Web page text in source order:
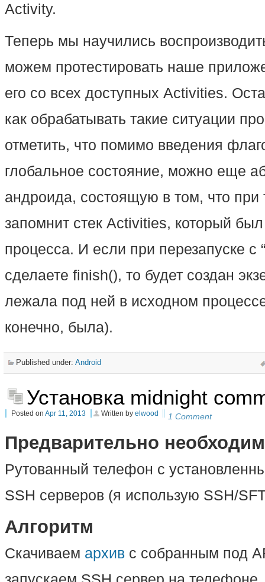
Activity.
Теперь мы научились
можем протестировать наше
его со всех доступных Activities.
как обрабатывать такие ситуации
отметить, что помимо введения
глобальное состояние, можно еще
андроида, состоящую в том, что при
запомнит стек Activities, который
процесса. И если при перезапуске с
сделаете finish(), то будет создан
лежала под ней в исходном
конечно, была).
Published under: Android
Установка midnight
Posted on Apr 11, 2013 Written by elwood 1 Comment
Предварительно
Рутованный телефон с
SSH серверов (я использую SSH/
Алгоритм
Скачиваем архив с собранным под